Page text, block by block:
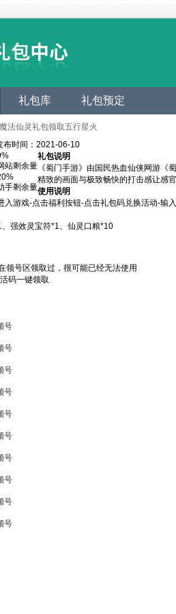
礼包库 礼包预定
法仙灵礼包领取五行星火
布时间：2021-06-10
站剩余量
手剩余量
礼包说明
《蜀门手游》由国民热血仙侠网游
精致的画面与极致畅快的打击感让感
使用说明
入游戏-点击福利按钮-点击礼包码兑换活动-输
强效灵宝符*1、仙灵口粮*10
领号区领取过，很可能已经无法使用
码一键领取
号
号
号
号
号
号
号
号
号
号